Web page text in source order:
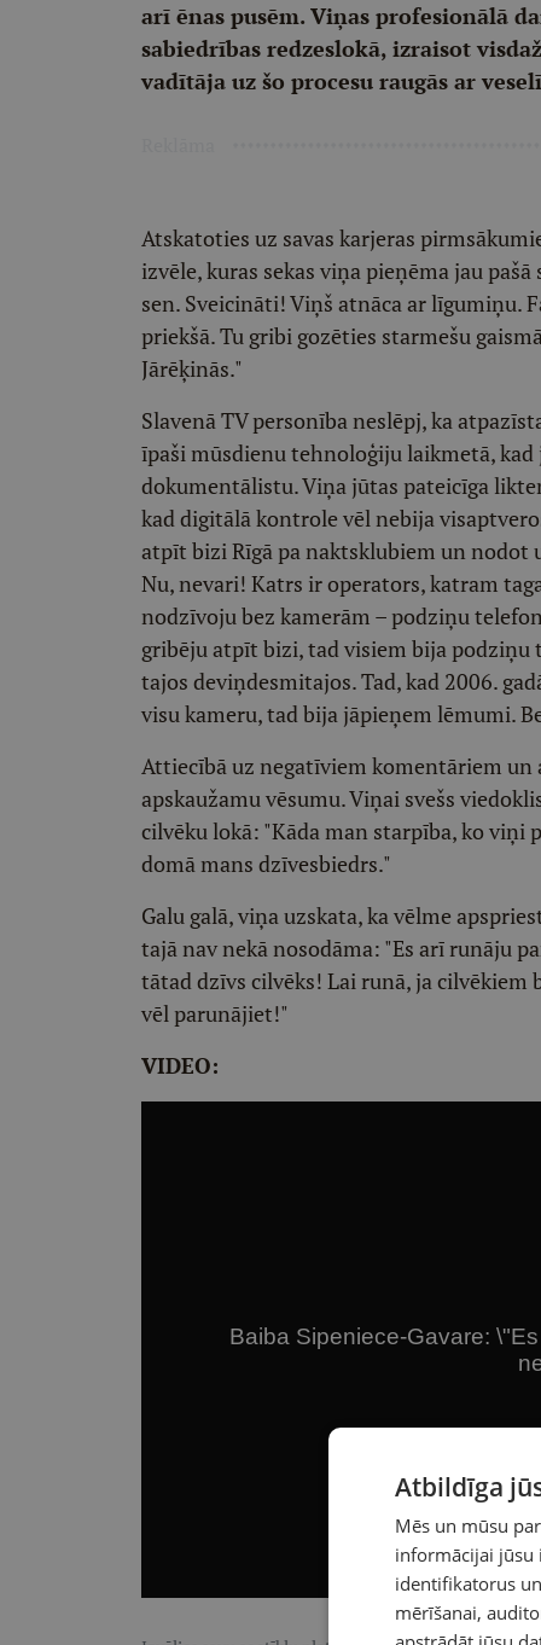
arī ēnas pusēm. Viņas profesionālā
sabiedrības redzeslokā, izraisot
vadītāja uz šo procesu raugās ar
Atskatoties uz savas karjeras
izvēle, kuras sekas viņa pieņēma jau
sen. Sveicināti! Viņš atnāca ar līgumiņu.
priekšā. Tu gribi gozēties starmešu
Jārēķinās."
Slavenā TV personība neslēpj, ka
īpaši mūsdienu tehnoloģiju laikmetā,
dokumentālistu. Viņa jūtas pateicīga
kad digitālā kontrole vēl nebija
atpīt bizi Rīgā pa naktsklubiem un nodot
Nu, nevari! Katrs ir operators, katram
nodzīvoju bez kamerām – podziņu
gribēju atpīt bizi, tad visiem bija podziņu
tajos deviņdesmitajos. Tad, kad 2006.
visu kameru, tad bija jāpieņem lēmumi.
Attiecībā uz negatīviem komentāriem
apskaužamu vēsumu. Viņai svešs
cilvēku lokā: "Kāda man starpība, ko viņi
domā mans dzīvesbiedrs."
Galu galā, viņa uzskata, ka vēlme
tajā nav nekā nosodāma: "Es arī runāju
tātad dzīvs cilvēks! Lai runā, ja cilvēkiem
vēl parunājiet!"
VIDEO:
Atbildīga
Mēs un mūsu
informācijai jūsu
identifikatorus
mērīšanai,